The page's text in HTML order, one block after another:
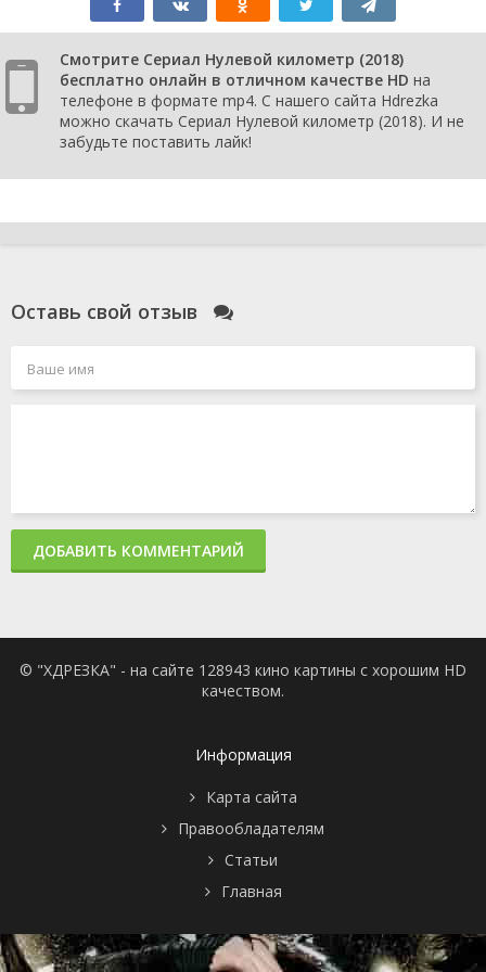
Смотрите Сериал Нулевой километр (2018)
бесплатно онлайн в отличном качестве HD на
телефоне в формате mp4. С нашего сайта Hdrezka
можно скачать Сериал Нулевой километр (2018). И не
забудьте поставить лайк!
Оставь свой отзыв
ДОБАВИТЬ КОММЕНТАРИЙ
© "ХДРЕЗКА" - на сайте 128943 кино картины с хорошим HD
качеством.
Информация
Карта сайта
Правообладателям
Статьи
Главная